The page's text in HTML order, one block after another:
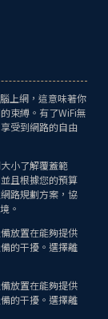
上網，這意味著你
束縛。有了WiFi無
受到網路的自由
小了解覆蓋範
且根據您的預算
路規劃方案，協
。
放置在能夠提供
的干擾。選擇離
放置在能夠提供
的干擾。選擇離